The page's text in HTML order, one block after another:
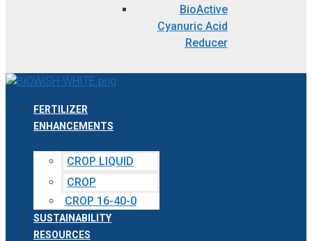
BioActive
Cyanuric Acid
Reducer
FERTILIZER
ENHANCEMENTS
CROP LIQUID
CROP
CROP 16-40-0
SUSTAINABILITY
RESOURCES